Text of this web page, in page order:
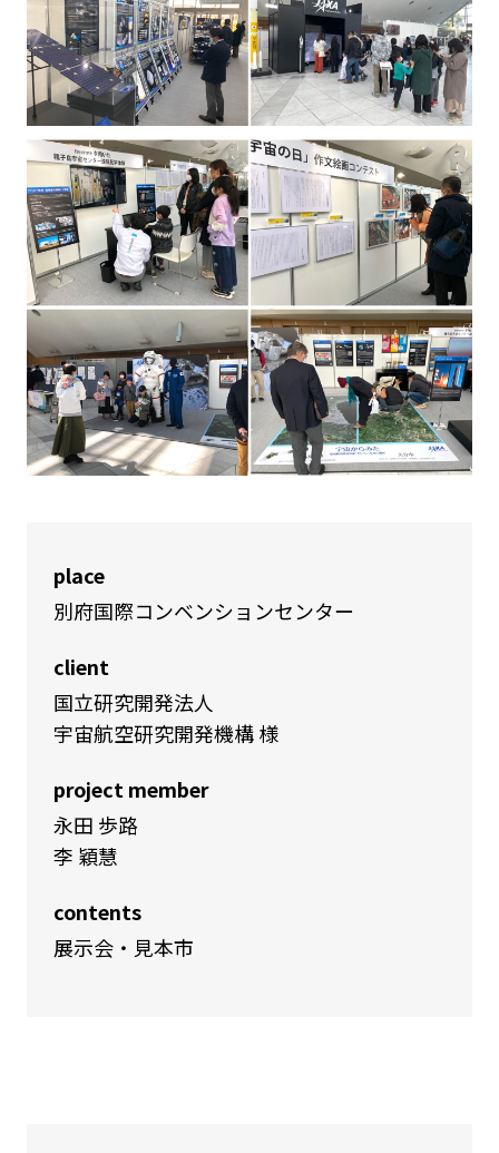
place
別府国際コンベンションセンター
client
国立研究開発法人
宇宙航空研究開発機構 様
project member
永田 歩路
李 穎慧
contents
展示会・見本市